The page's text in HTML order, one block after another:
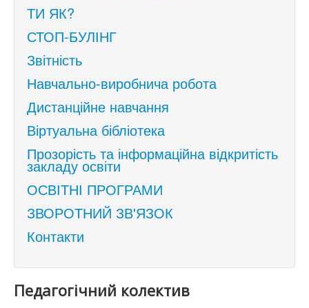
ТИ ЯК?
СТОП-БУЛІНГ
Звітність
Навчально-виробнича робота
Дистанційне навчання
Віртуальна бібліотека
Прозорість та інформаційна відкритість
закладу освіти
ОСВІТНІ ПРОГРАМИ
ЗВОРОТНИЙ ЗВ'ЯЗОК
Контакти
Педагогічний колектив